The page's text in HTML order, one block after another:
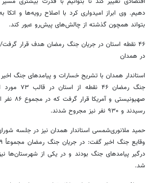
دهیم. وی ابراز امیدواری کرد با اصلاح رویه‌ها و اتکا
بتواند همچون گذشته از چالش‌های پیش‌رو عبور کند.
در همدان
استاندار همدان با تشریح خسارات و پیامدهای جنگ
جنگ رمضان
رسیدند و ۹۳۰ نفر نیز مجروح شدند.
حمید ملانوری‌شمسی استاندار همدان نیز در جلسه
درگیر پیامدهای جنگ بودند و در یکی از شهرستان‌ها
شد.